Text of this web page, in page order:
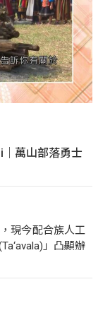
｜萬山部落勇士
現今配合族人工
」凸顯辦